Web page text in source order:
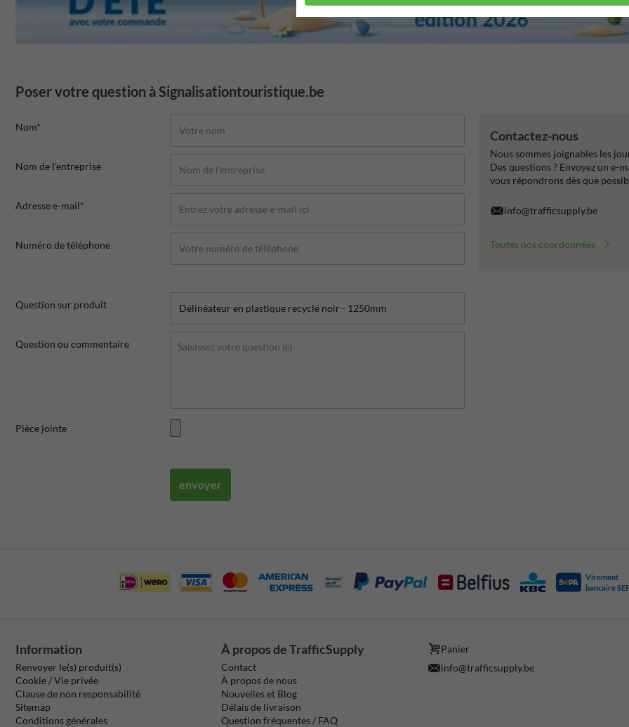
Poser votre question à Signalisationtouristique.be
Nom*
Nom de l'entreprise
Adresse e-mail*
Numéro de téléphone
Question sur produit
Question ou commentaire
Pièce jointe
envoyer
Contactez-nous
Nous sommes joignables les
Des questions ? Envoyez un e-
vous répondrons dès que
info@trafficsupply.be
Toutes nos coordonnées
Virement
bancaire
Information
Renvoyer le(s) produit(s)
Cookie / Vie privée
Clause de non responsabilité
Sitemap
Conditions générales
À propos de TrafficSupply
Contact
À propos de nous
Nouvelles et Blog
Délais de livraison
Question fréquentes / FAQ
Panier
info@trafficsupply.be